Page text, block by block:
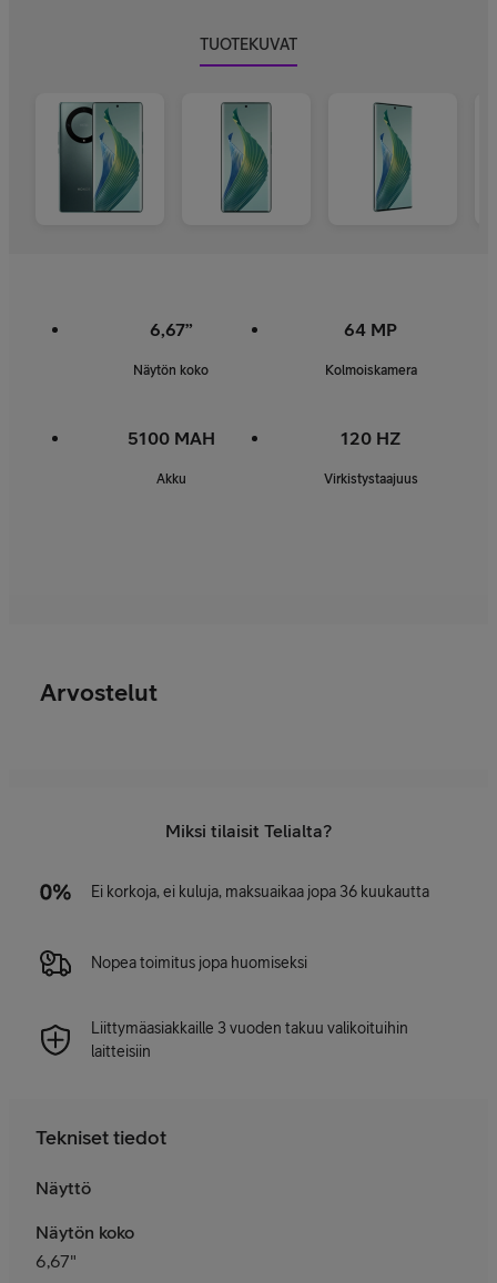
TUOTEKUVAT
6,67”
Näytön koko
64 MP
Kolmoiskamera
5100 MAH
Akku
120 HZ
Virkistystaajuus
Arvostelut
Miksi tilaisit Telialta?
Ei korkoja, ei kuluja, maksuaikaa jopa 36 kuukautta
Nopea toimitus jopa huomiseksi
Liittymäasiakkaille 3 vuoden takuu valikoituihin
laitteisiin
Tekniset tiedot
Näyttö
Näytön koko
6,67"